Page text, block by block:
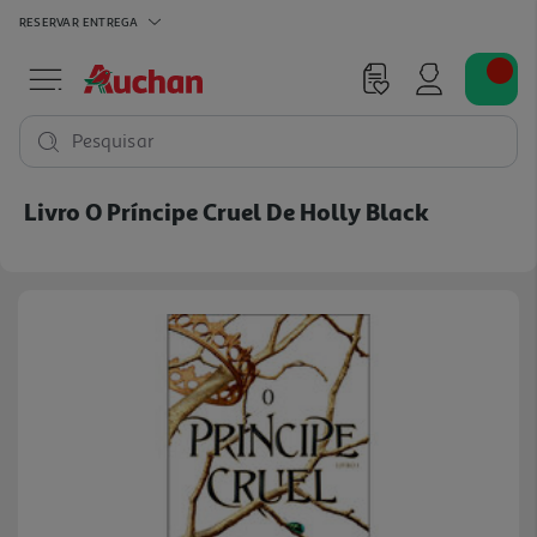
RESERVAR ENTREGA
Pesquisar
Livro O Príncipe Cruel De Holly Black